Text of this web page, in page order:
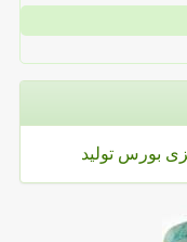
بورس تولید